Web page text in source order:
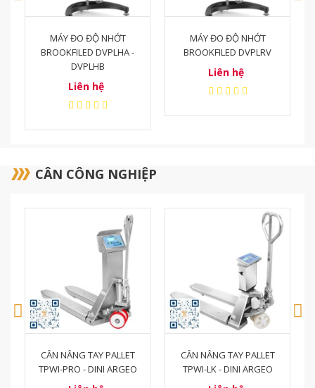
MÁY ĐO ĐỘ NHỚT
BROOKFILED DVPLRV
Liên hệ
MÁY ĐO ĐỘ NHỚT
BROOKFIEL DVPLLV
Liên hệ
CÂN CÔNG NGHIỆP
CÂN NÂNG TAY PALLET
TPWI-LK - DINI ARGEO
CÂN NÂNG TAY TPW EX
3GD - DINI ARGEO